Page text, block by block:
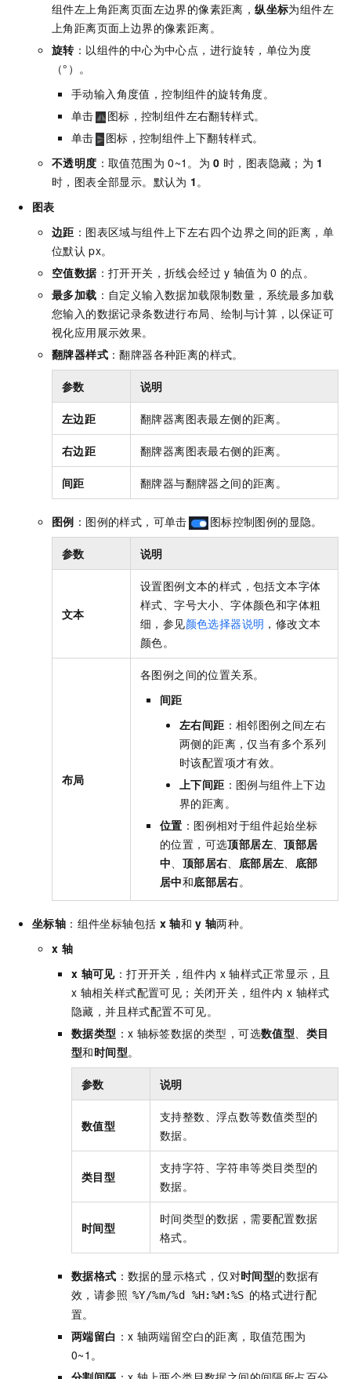
组件左上角距离页面左边界的像素距离，纵坐标为组件左
上角距离页面上边界的像素距离。
旋转：以组件的中心为中心点，进行旋转，单位为度
（°）。
手动输入角度值，控制组件的旋转角度。
单击
图标，控制组件左右翻转样式。
单击
图标，控制组件上下翻转样式。
不透明度 ：取值范围为 0~1。为 0 时，图表隐藏；为 1
时，图表全部显示。默认为 1。
图表
边距 ：图表区域与组件上下左右四个边界之间的距离，单
位默认 px。
空值数据：打开开关，折线会经过 y 轴值为 0 的点。
最多加载 ：自定义输入数据加载限制数量，系统最多加载
您输入的数据记录条数进行布局、绘制与计算，以保证可
视化应用展示效果。
翻牌器样式 ：翻牌器各种距离的样式。
参数 说明
左边距 翻牌器离图表最左侧的距离。
右边距 翻牌器离图表最右侧的距离。
间距 翻牌器与翻牌器之间的距离。
图例 ：图例的样式，可单击 图标控制图例的显隐。
参数 说明
文本
设置图例文本的样式，包括文本字体
样式、字号大小、字体颜色和字体粗
细，参见颜色选择器说明 ，修改文本
颜色。
布局
各图例之间的位置关系。
间距
左右间距 ：相邻图例之间左右
两侧的距离，仅当有多个系列
时该配置项才有效。
上下间距 ：图例与组件上下边
界的距离。
位置 ：图例相对于组件起始坐标
的位置，可选顶部居左、顶部居
中、 顶部居右、 底部居左、 底部
居中和底部居右。
坐标轴 ：组件坐标轴包括 x 轴和 y 轴两种。
x 轴
x 轴可见：打开开关，组件内 x 轴样式正常显示，且
x 轴相关样式配置可见；关闭开关，组件内 x 轴样式
隐藏，并且样式配置不可见。
数据类型 ：x 轴标签数据的类型，可选数值型、 类目
型和时间型。
参数 说明
数值型
支持整数、浮点数等数值类型的
数据。
类目型
支持字符、字符串等类目类型的
数据。
时间型
时间类型的数据，需要配置数据
格式。
数据格式 ：数据的显示格式，仅对时间型的数据有
效，请参照 %Y/%m/%d %H:%M:%S 的格式进行配
置。
两端留白 ：x 轴两端留空白的距离，取值范围为
0~1。